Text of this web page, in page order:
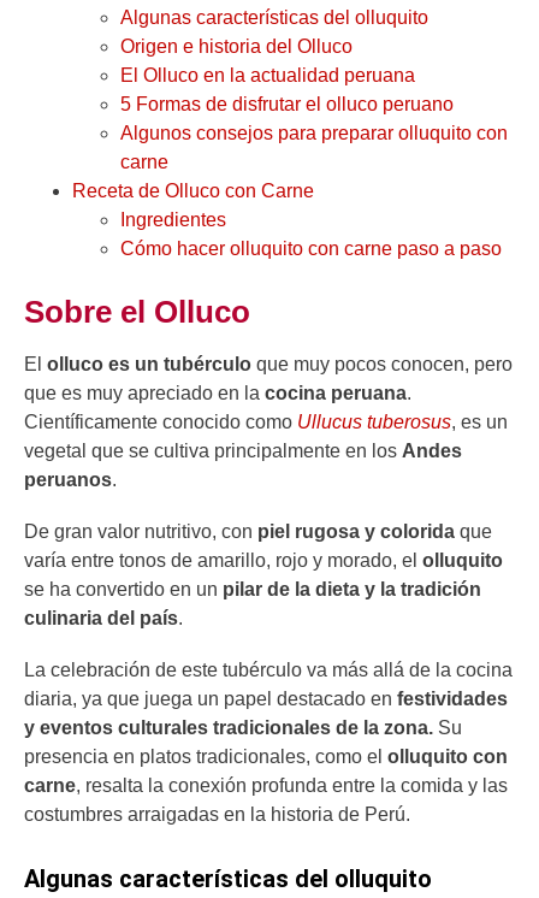
Algunas características del olluquito
Origen e historia del Olluco
El Olluco en la actualidad peruana
5 Formas de disfrutar el olluco peruano
Algunos consejos para preparar olluquito con
carne
Receta de Olluco con Carne
Ingredientes
Cómo hacer olluquito con carne paso a paso
Sobre el Olluco
El olluco es un tubérculo que muy pocos conocen, pero
que es muy apreciado en la cocina peruana.
Científicamente conocido como Ullucus tuberosus, es un
vegetal que se cultiva principalmente en los Andes
peruanos.
De gran valor nutritivo, con piel rugosa y colorida que
varía entre tonos de amarillo, rojo y morado, el olluquito
se ha convertido en un pilar de la dieta y la tradición
culinaria del país.
La celebración de este tubérculo va más allá de la cocina
diaria, ya que juega un papel destacado en festividades
y eventos culturales tradicionales de la zona. Su
presencia en platos tradicionales, como el olluquito con
carne, resalta la conexión profunda entre la comida y las
costumbres arraigadas en la historia de Perú.
Algunas características del olluquito